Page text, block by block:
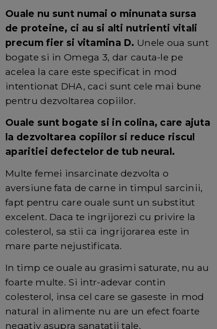
Ouale nu sunt numai o minunata sursa
de proteine, ci au si alti nutrienti vitali
precum fier si vitamina D. Unele oua sunt
bogate si in Omega 3, dar cauta-le pe
acelea la care este specificat in mod
intentionat DHA, caci sunt cele mai bune
pentru dezvoltarea copiilor.
Ouale sunt bogate si in colina, care ajuta
la dezvoltarea copiilor si reduce riscul
aparitiei defectelor de tub neural.
Multe femei insarcinate dezvolta o
aversiune fata de carne in timpul sarcinii,
fapt pentru care ouale sunt un substitut
excelent. Daca te ingrijorezi cu privire la
colesterol, sa stii ca ingrijorarea este in
mare parte nejustificata.
In timp ce ouale au grasimi saturate, nu au
foarte multe. Si intr-adevar contin
colesterol, insa cel care se gaseste in mod
natural in alimente nu are un efect foarte
negativ asupra sanatatii tale.